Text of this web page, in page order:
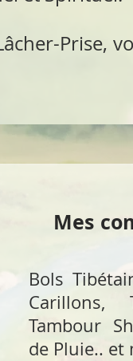
Prise,
Mes
Bols
Carillons,
Tambour
de Pluie.. et